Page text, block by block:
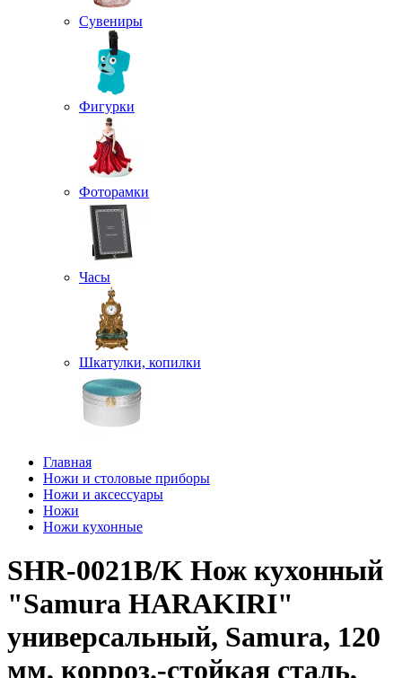
Сувениры
Фигурки
Фоторамки
Часы
Шкатулки, копилки
Главная
Ножи и столовые приборы
Ножи и аксессуары
Ножи
Ножи кухонные
SHR-0021B/K Нож кухонный
"Samura HARAKIRI"
универсальный, Samura, 120
мм, корроз.-стойкая сталь,